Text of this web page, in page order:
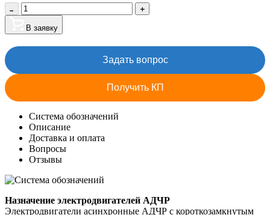
В заявку
Задать вопрос
Получить КП
Система обозначений
Описание
Доставка и оплата
Вопросы
Отзывы
Назначение электродвигателей АДЧР
Электродвигатели асинхронные АДЧР с короткозамкнутым